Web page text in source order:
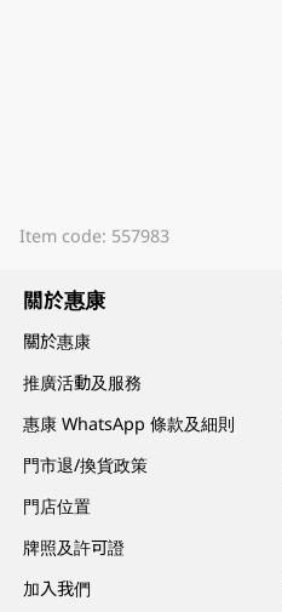
Item code: 557983
關於惠康
關於惠康
推廣活動及服務
惠康 WhatsApp 條款及細則
門市退/換貨政策
門店位置
牌照及許可證
加入我們